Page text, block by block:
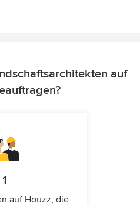
auf
1
auf Houzz, die